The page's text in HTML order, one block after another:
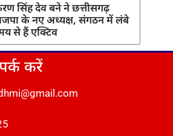
सिंह देव बने ने छत्तीसगढ़
के नए अध्यक्ष, संगठन में लंबे
से हैं एक्टिव
करें